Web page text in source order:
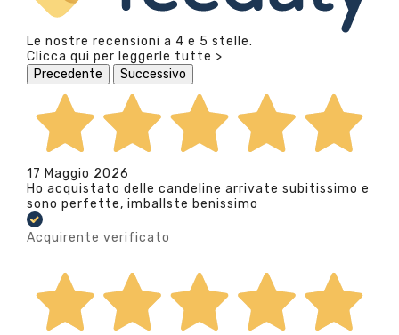
Le nostre recensioni a 4 e 5 stelle.
Clicca qui per leggerle tutte >
Precedente
Successivo
17 Maggio 2026
Ho acquistato delle candeline arrivate subitissimo e
sono perfette, imballste benissimo
Acquirente verificato